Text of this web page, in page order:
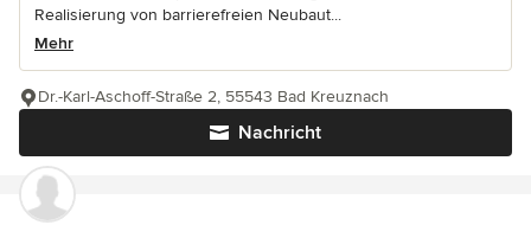
Realisierung von barrierefreien Neubaut...
Mehr
Nachricht
Dr.-Karl-Aschoff-Straße 2, 55543 Bad Kreuznach